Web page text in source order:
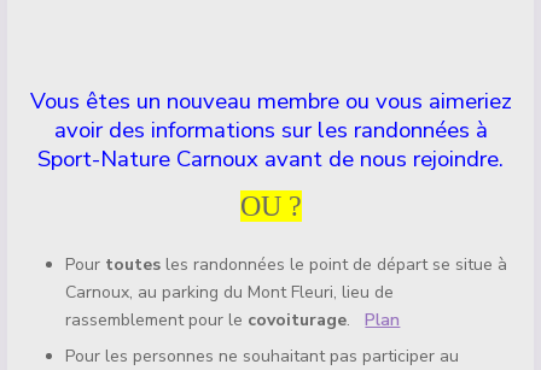
Vous êtes un nouveau membre ou vous aimeriez
avoir des informations sur les randonnées à
Sport-Nature Carnoux avant de nous rejoindre.
OU ?
Pour toutes les randonnées le point de départ se situe à
Carnoux, au parking du Mont Fleuri, lieu de
rassemblement pour le covoiturage.Plan
Pour les personnes ne souhaitant pas participer au